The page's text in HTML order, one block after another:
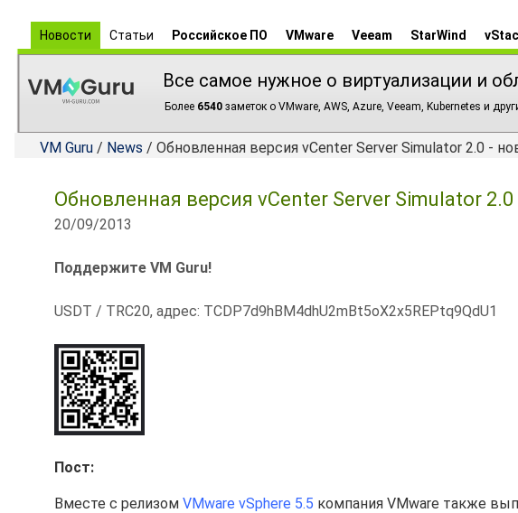
Новости Статьи Российское ПО VMware Veeam StarWind
Все самое нужное о виртуализации и
Более 6540 заметок о VMware, AWS, Azure, Veeam, Kubernetes и
VM Guru / News / Обновленная версия vCenter Server Simulator 2.0 -
Обновленная версия vCenter Server Simulator
20/09/2013
Поддержите VM Guru!
USDT / TRC20, адрес: TCDP7d9hBM4dhU2mBt5oX2x5REPtq9QdU1
Пост:
Вместе с релизом VMware vSphere 5.5 компания VMware также